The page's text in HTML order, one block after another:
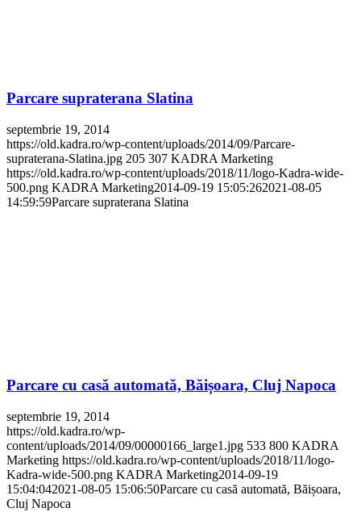
Parcare supraterana Slatina
septembrie 19, 2014
https://old.kadra.ro/wp-content/uploads/2014/09/Parcare-
supraterana-Slatina.jpg 205 307 KADRA Marketing
https://old.kadra.ro/wp-content/uploads/2018/11/logo-Kadra-wide-
500.png KADRA Marketing2014-09-19 15:05:262021-08-05
14:59:59Parcare supraterana Slatina
Parcare cu casă automată, Băișoara, Cluj Napoca
septembrie 19, 2014
https://old.kadra.ro/wp-
content/uploads/2014/09/00000166_large1.jpg 533 800 KADRA
Marketing https://old.kadra.ro/wp-content/uploads/2018/11/logo-
Kadra-wide-500.png KADRA Marketing2014-09-19
15:04:042021-08-05 15:06:50Parcare cu casă automată, Băișoara,
Cluj Napoca